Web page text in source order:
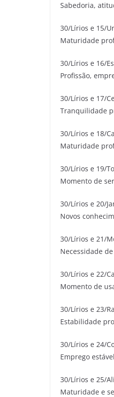
Sabedoria,
30/Lírios e 15/
Maturidade
30/Lírios e 16/
Profissão,
30/Lírios e 17/
Tranquilidade
30/Lírios e 18/
Maturidade
30/Lírios e 19/
Momento de
30/Lírios e 20/
Novos
30/Lírios e 21/
Necessidade
30/Lírios e 22/
Momento de
30/Lírios e 23/
Estabilidade
30/Lírios e 24/
Emprego
30/Lírios e 25/
Maturidade e